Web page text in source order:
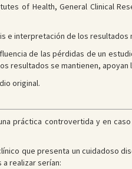
of Health, General Clinical
e interpretación de los resultados
de las pérdidas de un
resultados se mantienen, apoyan
original.
práctica controvertida y en
que presenta un cuidadoso
realizar serían: